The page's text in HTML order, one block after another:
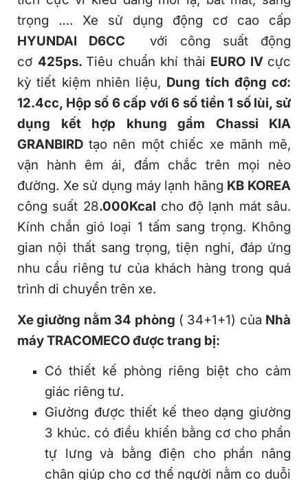
trọng …. Xe sử dụng động cơ cao cấp
HYUNDAI D6CC
với công suất động
cơ 425ps. Tiêu chuẩn khí thải EURO IV cực
kỳ tiết kiệm nhiên liệu, Dung tích động cơ:
12.4cc, Hộp số 6 cấp với 6 số tiền 1 số lùi, sử
dụng kết hợp khung gầm Chassi KIA
GRANBIRD tạo nên một chiếc xe mãnh mẽ,
vận hành êm ái, đầm chắc trên mọi nẻo
đường. Xe sử dụng máy lạnh hãng KB KOREA
công suất 28.000Kcal cho độ lạnh mát sâu.
Kính chắn gió loại 1 tấm sang trọng. Không
gian nội thất sang trọng, tiện nghi, đáp ứng
nhu cầu riêng tư của khách hàng trong quá
trình di chuyển trên xe.
Xe giường nằm 34 phòng ( 34+1+1) của Nhà
máy TRACOMECO được trang bị:
Có thiết kế phòng riêng biệt cho cảm
giác riêng tư.
Giường được thiết kế theo dạng giường
3 khúc. có điều khiển bằng cơ cho phần
tự lưng và bằng điện cho phần nâng
chân giúp cho cơ thể người nằm co duỗi